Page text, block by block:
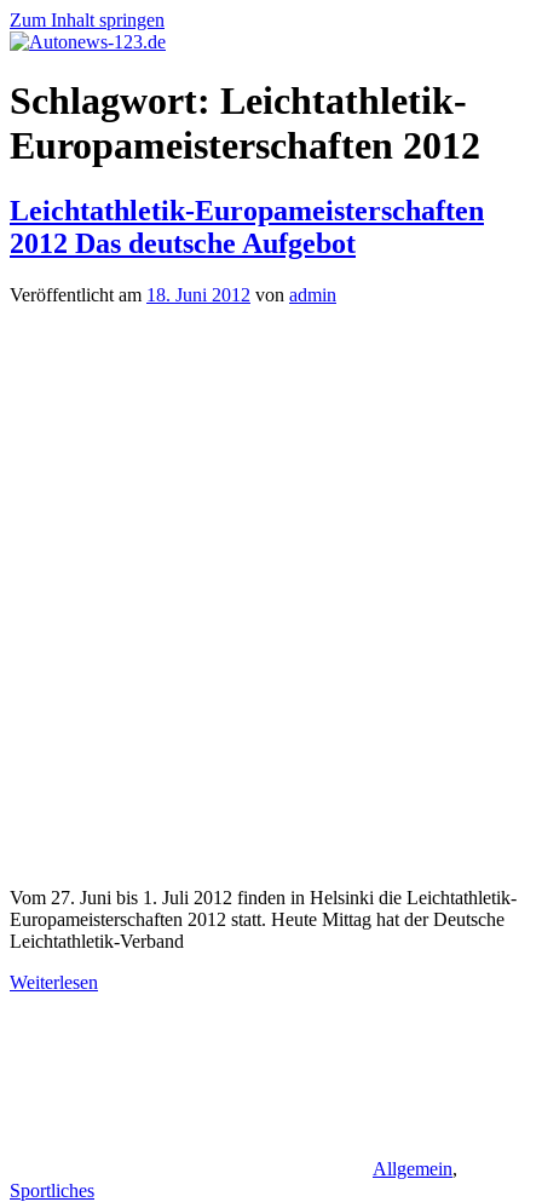
Zum Inhalt springen
Autonews-
123.de
Autonews
mit
Schlagwort: Leichtathletik-
Europameisterschaften 2012
Leichtathletik-Europameisterschaften
2012 Das deutsche Aufgebot
Veröffentlicht am 18. Juni 2012 von admin
Vom 27. Juni bis 1. Juli 2012 finden in Helsinki die Leichtathletik-
Europameisterschaften 2012 statt. Heute Mittag hat der Deutsche
Leichtathletik-Verband
Weiterlesen
Allgemein,
Sportliches